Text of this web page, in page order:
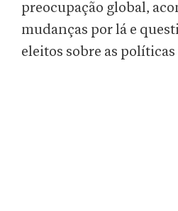
preocupação global,
mudanças por lá e
eleitos sobre as políticas